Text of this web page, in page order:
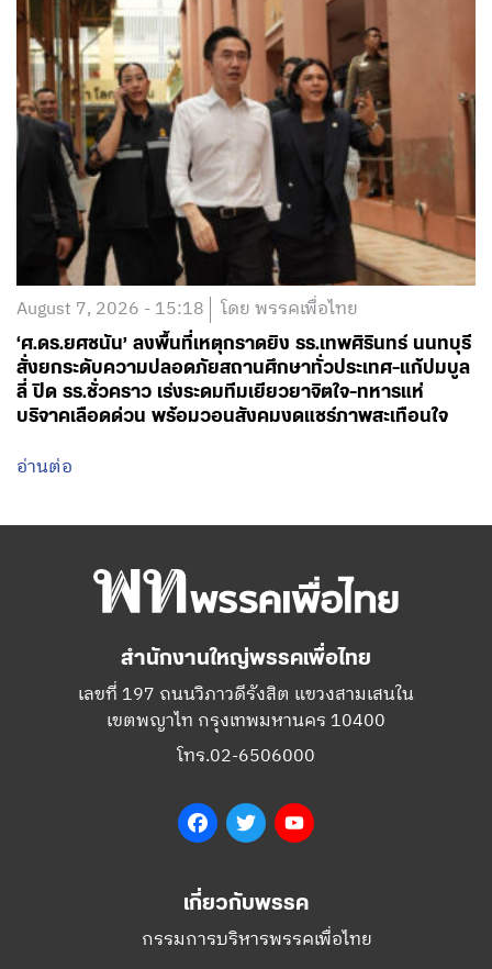
August 7, 2026 - 15:18 โดย พรรคเพื่อไทย
‘ศ.ดร.ยศชนัน’ ลงพื้นที่เหตุกราดยิง รร.เทพศิรินทร์ นนทบุรี
สั่งยกระดับความปลอดภัยสถานศึกษาทั่วประเทศ-แก้ปมบูล
ลี่ ปิด รร.ชั่วคราว เร่งระดมทีมเยียวยาจิตใจ-ทหารแห่
บริจาคเลือดด่วน พร้อมวอนสังคมงดแชร์ภาพสะเทือนใจ
อ่านต่อ
สำนักงานใหญ่พรรคเพื่อไทย
เลขที่ 197 ถนนวิภาวดีรังสิต แขวงสามเสนใน
เขตพญาไท กรุงเทพมหานคร 10400
โทร.02-6506000
FacebookTwitter
เกี่ยวกับพรรค
กรรมการบริหารพรรคเพื่อไทย